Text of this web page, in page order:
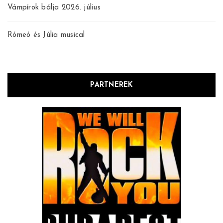
Vámpírok bálja 2026. július
Rómeó és Júlia musical
PARTNEREK